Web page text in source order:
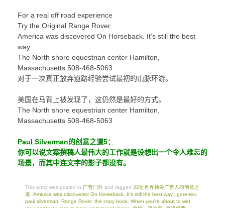
For a real off road experience
Try the Original Range Rover.
America was discovered On Horseback. It’s still the best
way.
The North shore equestrian center Hamilton,
Massachusetts 508-468-5063
对于一次真正放弃道路经验尝试最初的山脉环游。
美国在马背上被发现了，这仍然是最好的方式。
The North shore equestrian center Hamilton,
Massachusetts 508-468-5063
Paul Silverman的创意之道5：
你可以说文案撰稿人最伟大的工作就是设想出一个令人难忘的
场景，而其中连文字的影子都没有。
This entry was posted in 广告门外 and tagged 32位世界顶尖广告人的创意之
道
America was discovered On Horseback. It’s still the best way. gore-tex
paul silverman
Range Rover, the copy book When you’re about to wet